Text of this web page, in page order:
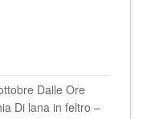
Dalle Ore
Di lana in feltro –